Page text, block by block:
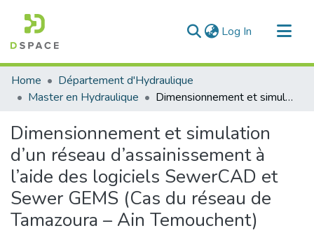
Log In (current)
Communities & Collections
All of DSpace
Home
Département d'Hydraulique
Master en Hydraulique
Dimensionnement et simulation d’un réseau d’assainissement à l’aide des logiciels SewerCAD et Sewer GEMS (Cas du réseau de Tamazoura – Ain Temouchent)
Dimensionnement et simulation
d’un réseau d’assainissement à
l’aide des logiciels SewerCAD et
Sewer GEMS (Cas du réseau de
Tamazoura – Ain Temouchent)